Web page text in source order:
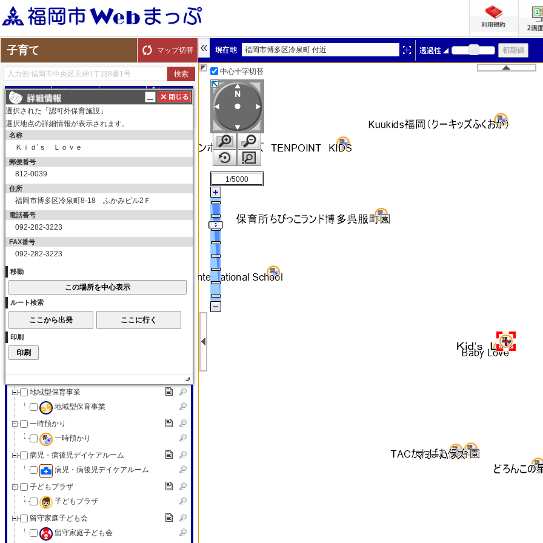
子育て マップ切替
探す ルート
子育て
保育所（園）
保育所（園）
幼稚園
育児サークル
子育て交流サロン
子育て（その他）
子育て（その他）
赤ちゃんの駅
認可外保育施設
認可外保育施設
地域型保育事業
地域型保育事業
一時預かり
一時預かり
病児・病後児デイケアルーム
病児・病後児デイケアルーム
子どもプラザ
子どもプラザ
留守家庭子ども会
留守家庭子ども会
福岡市博多区冷泉町 付近
中心十字切替
1/5000
選択された「認可外保育施設」
選択地点の詳細情報が表示されます。
名称
Ｋｉｄ’ｓ Ｌｏｖｅ
郵便番号
812-0039
住所
福岡市博多区冷泉町8-18 ふかみビル2Ｆ
電話番号
092-282-3223
FAX番号
092-282-3223
移動
ルート検索
印刷